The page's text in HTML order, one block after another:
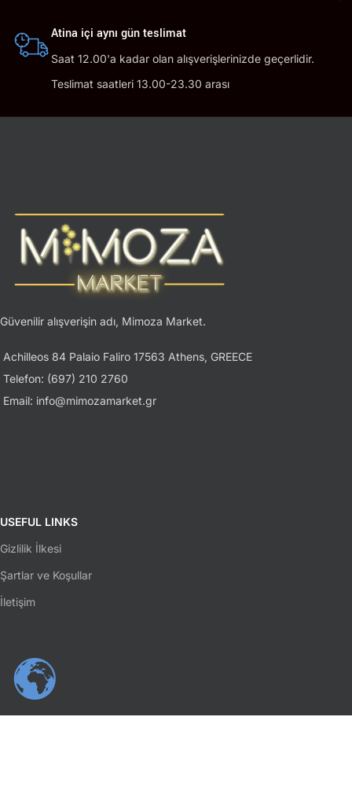
Atina içi aynı gün teslimat
Saat 12.00'a kadar olan alışverişlerinizde geçerlidir.
Teslimat saatleri 13.00-23.30 arası
Güvenilir alışverişin adı, Mimoza Market.
Achilleos 84 Palaio Faliro 17563 Athens, GREECE
Telefon: (697) 210 2760
Email: info@mimozamarket.gr
USEFUL LINKS
Gizlilik İlkesi
Şartlar ve Koşullar
İletişim